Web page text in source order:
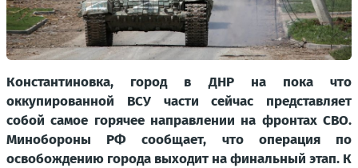
Константиновка, город в ДНР на пока что
оккупированной ВСУ части сейчас представляет
собой самое горячее направлении на фронтах СВО.
Минобороны РФ сообщает, что операция по
освобождению города выходит на финальный этап. К